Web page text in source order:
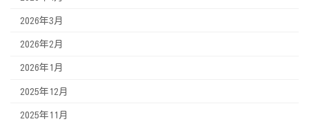
2026年3月
2026年2月
2026年1月
2025年12月
2025年11月